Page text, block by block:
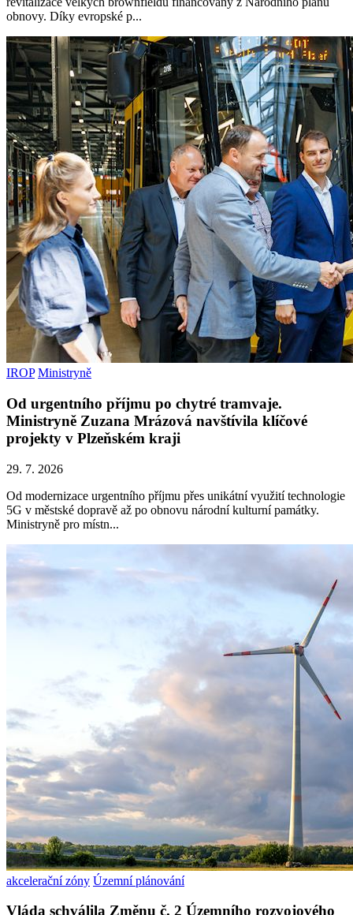
obnovy. Díky evropské p...
IROP Ministryně
Od urgentního příjmu po chytré tramvaje.
Ministryně Zuzana Mrázová navštívila klíčové
projekty v Plzeňském kraji
29. 7. 2026
Od modernizace urgentního příjmu přes unikátní využití technologie
5G v městské dopravě až po obnovu národní kulturní památky.
Ministryně pro místn...
akcelerační zóny Územní plánování
Vláda schválila Změnu č. 2 Územního rozvojového